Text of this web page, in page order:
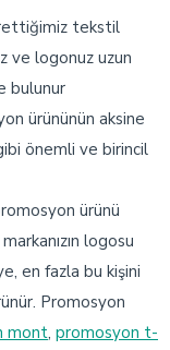
tekstil
ve logonuz uzun
bulunur
ürününün aksine
önemli ve birincil
ürünü
logosu
en fazla bu kişini
Promosyon
mont,promosyon t-